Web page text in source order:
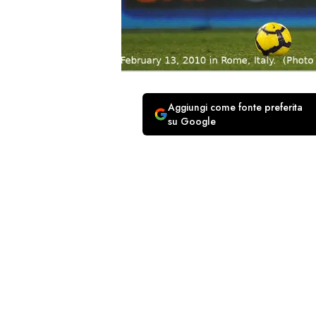
Aggiungi come fonte preferita
su Google